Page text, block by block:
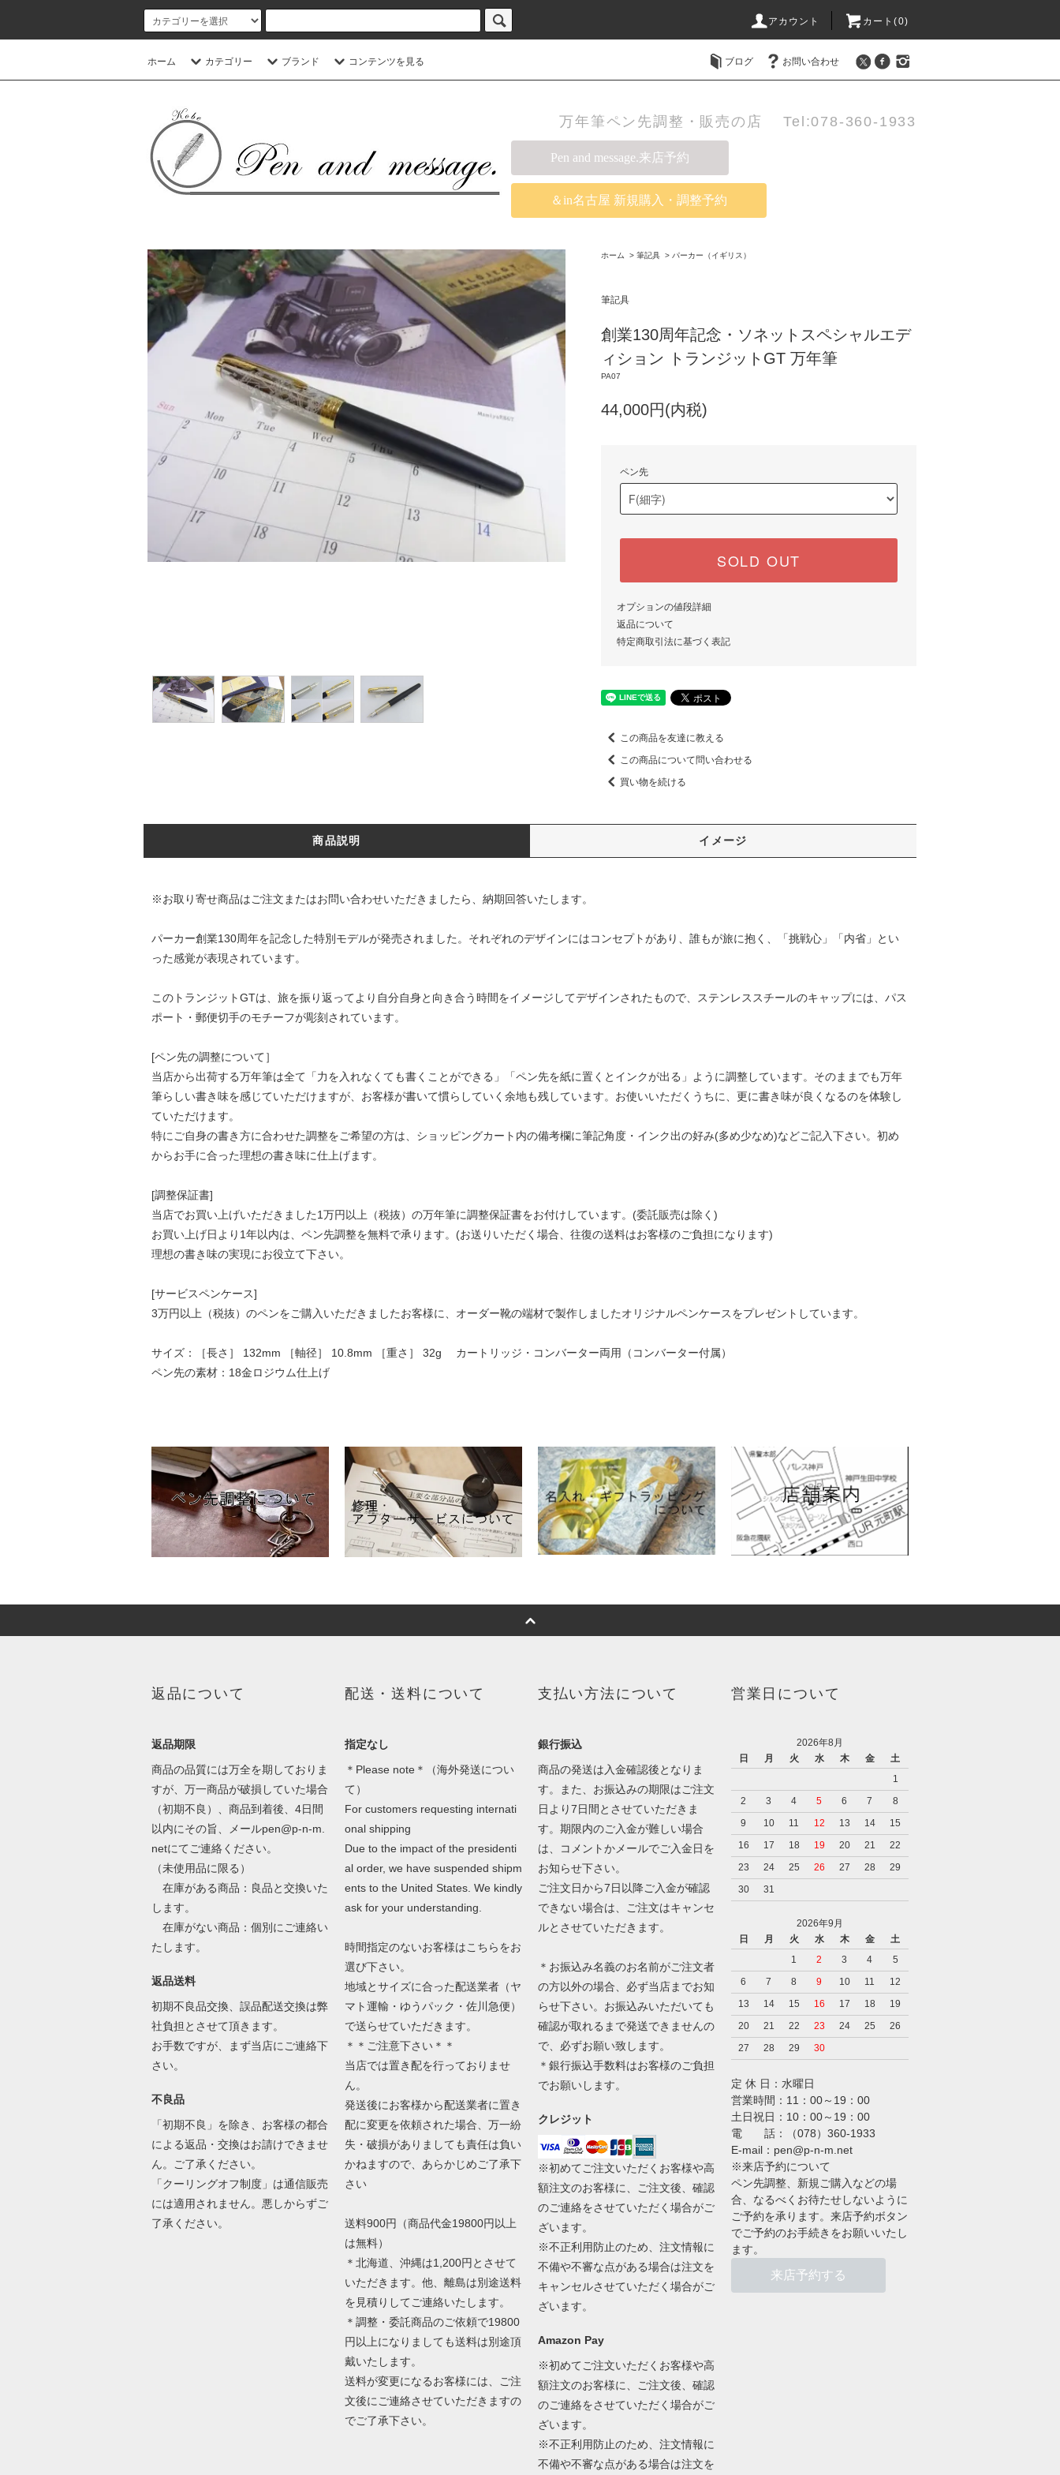
アカウント カート(0)
ホーム カテゴリー ブランド コンテンツを見る ブログ お問い合わせ
万年筆ペン先調整・販売の店 Tel:078-360-1933
Pen and message.来店予約
＆in名古屋 新規購入・調整予約
ホーム > 筆記具 > パーカー（イギリス）
筆記具
創業130周年記念・ソネットスペシャルエデ
ィション トランジットGT 万年筆
PA07
44,000円(内税)
ペン先
SOLD OUT
オプションの値段詳細
返品について
特定商取引法に基づく表記
この商品を友達に教える
この商品について問い合わせる
買い物を続ける
商品説明 イメージ
※お取り寄せ商品はご注文またはお問い合わせいただきましたら、納期回答いたします。
パーカー創業130周年を記念した特別モデルが発売されました。それぞれのデザインにはコンセプトがあり、誰もが旅に抱く、「挑戦心」「内省」とい
った感覚が表現されています。
このトランジットGTは、旅を振り返ってより自分自身と向き合う時間をイメージしてデザインされたもので、ステンレススチールのキャップには、パス
ポート・郵便切手のモチーフが彫刻されています。
[ペン先の調整について］
当店から出荷する万年筆は全て「力を入れなくても書くことができる」「ペン先を紙に置くとインクが出る」ように調整しています。そのままでも万年
筆らしい書き味を感じていただけますが、お客様が書いて慣らしていく余地も残しています。お使いいただくうちに、更に書き味が良くなるのを体験し
ていただけます。
特にご自身の書き方に合わせた調整をご希望の方は、ショッピングカート内の備考欄に筆記角度・インク出の好み(多め少なめ)などご記入下さい。初め
からお手に合った理想の書き味に仕上げます。
[調整保証書]
当店でお買い上げいただきました1万円以上（税抜）の万年筆に調整保証書をお付けしています。(委託販売は除く)
お買い上げ日より1年以内は、ペン先調整を無料で承ります。(お送りいただく場合、往復の送料はお客様のご負担になります)
理想の書き味の実現にお役立て下さい。
[サービスペンケース]
3万円以上（税抜）のペンをご購入いただきましたお客様に、オーダー靴の端材で製作しましたオリジナルペンケースをプレゼントしています。
サイズ：［長さ］ 132mm ［軸径］ 10.8mm ［重さ］ 32g カートリッジ・コンバーター両用（コンバーター付属）
ペン先の素材：18金ロジウム仕上げ
返品について
返品期限
商品の品質には万全を期しておりま
すが、万一商品が破損していた場合
（初期不良）、商品到着後、4日間
以内にその旨、メールpen@p-n-m.
netにてご連絡ください。
（未使用品に限る）
在庫がある商品：良品と交換いた
します。
在庫がない商品：個別にご連絡い
たします。
返品送料
初期不良品交換、誤品配送交換は弊
社負担とさせて頂きます。
お手数ですが、まず当店にご連絡下
さい。
不良品
「初期不良」を除き、お客様の都合
による返品・交換はお請けできませ
ん。ご了承ください。
「クーリングオフ制度」は通信販売
には適用されません。悪しからずご
了承ください。
配送・送料について
指定なし
＊Please note＊（海外発送につい
て）
For customers requesting internati
onal shipping
Due to the impact of the presidenti
al order, we have suspended shipm
ents to the United States. We kindly
ask for your understanding.
時間指定のないお客様はこちらをお
選び下さい。
地域とサイズに合った配送業者（ヤ
マト運輸・ゆうパック・佐川急便）
で送らせていただきます。
＊＊ご注意下さい＊＊
当店では置き配を行っておりませ
ん。
発送後にお客様から配送業者に置き
配に変更を依頼された場合、万一紛
失・破損がありましても責任は負い
かねますので、あらかじめご了承下
さい
送料900円（商品代金19800円以上
は無料）
＊北海道、沖縄は1,200円とさせて
いただきます。他、離島は別途送料
を見積りしてご連絡いたします。
＊調整・委託商品のご依頼で19800
円以上になりましても送料は別途頂
戴いたします。
送料が変更になるお客様には、ご注
文後にご連絡させていただきますの
でご了承下さい。
支払い方法について
銀行振込
商品の発送は入金確認後となりま
す。また、お振込みの期限はご注文
日より7日間とさせていただきま
す。期限内のご入金が難しい場合
は、コメントかメールでご入金日を
お知らせ下さい。
ご注文日から7日以降ご入金が確認
できない場合は、ご注文はキャンセ
ルとさせていただきます。
＊お振込み名義のお名前がご注文者
の方以外の場合、必ず当店までお知
らせ下さい。お振込みいただいても
確認が取れるまで発送できませんの
で、必ずお願い致します。
＊銀行振込手数料はお客様のご負担
でお願いします。
クレジット
※初めてご注文いただくお客様や高
額注文のお客様に、ご注文後、確認
のご連絡をさせていただく場合がご
ざいます。
※不正利用防止のため、注文情報に
不備や不審な点がある場合は注文を
キャンセルさせていただく場合がご
ざいます。
Amazon Pay
※初めてご注文いただくお客様や高
額注文のお客様に、ご注文後、確認
のご連絡をさせていただく場合がご
ざいます。
※不正利用防止のため、注文情報に
不備や不審な点がある場合は注文を
営業日について
2026年8月
日
月 火 水 木 金
土
1
2
3 4 5 6 7
8
9
10 11 12 13 14
15
16
17 18 19 20 21
22
23
24 25 26 27 28
29
30
31
2026年9月
日
月 火 水 木 金
土
1
2 3 4
5
6
7 8 9 10 11
12
13
14 15 16 17 18
19
20
21 22 23 24 25
26
27
28 29 30
定 休 日：水曜日
営業時間：11：00～19：00
土日祝日：10：00～19：00
電 話：（078）360-1933
E-mail：pen@p-n-m.net
※来店予約について
ペン先調整、新規ご購入などの場
合、なるべくお待たせしないように
ご予約を承ります。来店予約ボタン
でご予約のお手続きをお願いいたし
ます。
来店予約する